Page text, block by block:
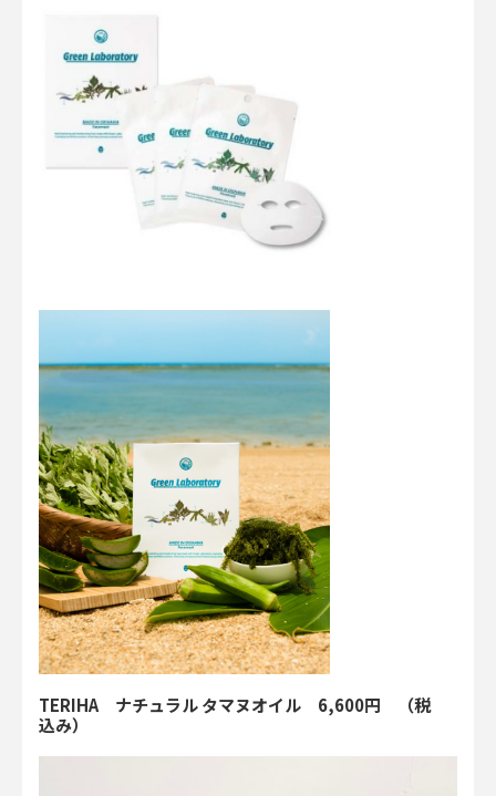
TERIHA ナチュラル タマヌオイル 6,600円 （税
込み）